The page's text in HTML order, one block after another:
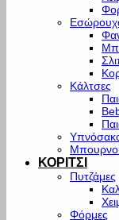
Κάλτσες
ΚΟΡΙΤΣΙ
Πυτζάμες
Φόρμες